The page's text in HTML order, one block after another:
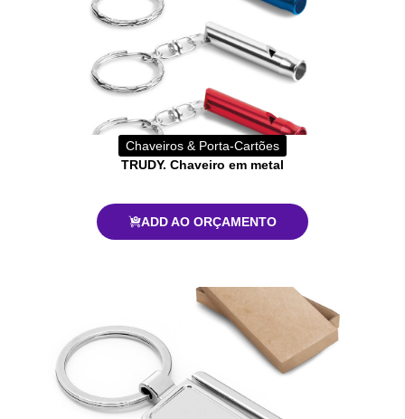
Chaveiros & Porta-Cartões
TRUDY. Chaveiro em metal
ADD AO ORÇAMENTO